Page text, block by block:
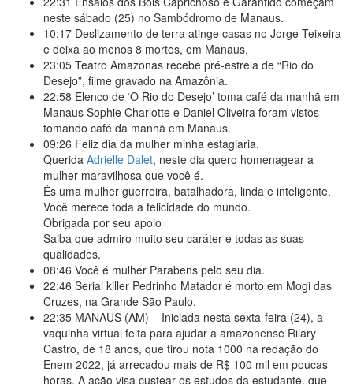
neste sábado (25) no Sambódromo de Manaus.
10:17 Deslizamento de terra atinge casas no Jorge Teixeira
e deixa ao menos 8 mortos, em Manaus.
23:05 Teatro Amazonas recebe pré-estreia de “Rio do
Desejo”, filme gravado na Amazônia.
22:58 Elenco de ‘O Rio do Desejo’ toma café da manhã em
Manaus Sophie Charlotte e Daniel Oliveira foram vistos
tomando café da manhã em Manaus.
09:26 Feliz dia da mulher minha estagiaria.
Querida Adrielle Dalet, neste dia quero homenagear a
mulher maravilhosa que você é.
És uma mulher guerreira, batalhadora, linda e inteligente.
Você merece toda a felicidade do mundo.
Obrigada por seu apoio
Saiba que admiro muito seu caráter e todas as suas
qualidades.
08:46 Você é mulher Parabens pelo seu dia.
22:46 Serial killer Pedrinho Matador é morto em Mogi das
Cruzes, na Grande São Paulo.
22:35 MANAUS (AM) – Iniciada nesta sexta-feira (24), a
vaquinha virtual feita para ajudar a amazonense Rilary
Castro, de 18 anos, que tirou nota 1000 na redação do
Enem 2022, já arrecadou mais de R$ 100 mil em poucas
horas. A ação visa custear os estudos da estudante, que